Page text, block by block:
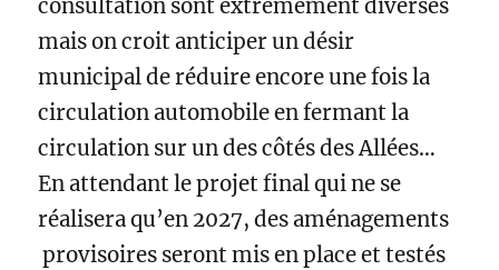
consultation sont extrêmement diverses
mais on croit anticiper un désir
municipal de réduire encore une fois la
circulation automobile en fermant la
circulation sur un des côtés des Allées…
En attendant le projet final qui ne se
réalisera qu’en 2027, des aménagements
provisoires seront mis en place et testés